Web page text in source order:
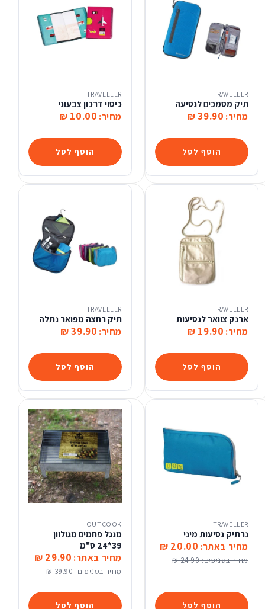
הוסף לסל
TRAVELLER
תיק מסמכים לנסיעה
מחיר: 39.90 ₪
הוסף לסל
TRAVELLER
כיסוי דרכון צבעוני
מחיר: 10.00 ₪
הוסף לסל
TRAVELLER
ארנק צוואר לנסיעות
מחיר: 19.90 ₪
הוסף לסל
TRAVELLER
תיק רחצה מפואר נתלה
מחיר: 39.90 ₪
הוסף לסל
TRAVELLER
נרתיק נסיעות מיני
מחיר באתר: 20.00 ₪
מחיר בסניפים:24.90 ₪
הוסף לסל
OUTCOOK
מנגל פחמים מגולוון
39*24 ס"מ
מחיר באתר: 29.90 ₪
מחיר בסניפים:39.90 ₪